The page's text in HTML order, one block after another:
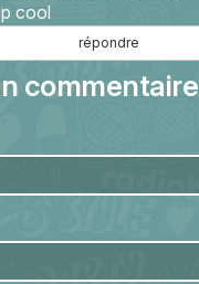
cool
répondre
commentaire